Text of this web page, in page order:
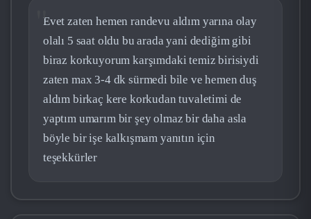
Evet zaten hemen randevu aldım yarına olay
olalı 5 saat oldu bu arada yani dediğim gibi
biraz korkuyorum karşımdaki temiz birisiydi
zaten max 3-4 dk sürmedi bile ve hemen duş
aldım birkaç kere korkudan tuvaletimi de
yaptım umarım bir şey olmaz bir daha asla
böyle bir işe kalkışmam yanıtın için
teşekkürler